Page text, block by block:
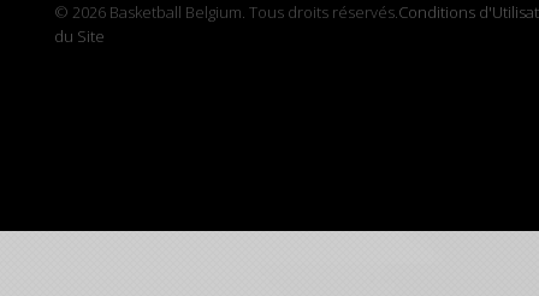
© 2026 Basketball Belgium. Tous droits réservés.Conditions
du Site